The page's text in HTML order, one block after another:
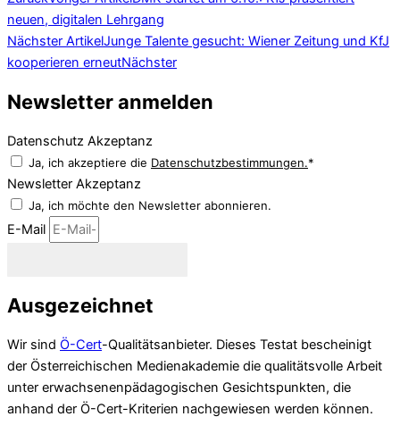
neuen, digitalen Lehrgang
Nächster ArtikelJunge Talente gesucht: Wiener Zeitung und KfJ
kooperieren erneutNächster
Newsletter anmelden
Datenschutz Akzeptanz
Ja, ich akzeptiere die Datenschutzbestimmungen.*
Newsletter Akzeptanz
Ja, ich möchte den Newsletter abonnieren.
E-Mail
Ausgezeichnet
Wir sind Ö-Cert-Qualitätsanbieter. Dieses Testat bescheinigt
der Österreichischen Medienakademie die qualitätsvolle Arbeit
unter erwachsenenpädagogischen Gesichtspunkten, die
anhand der Ö-Cert-Kriterien nachgewiesen werden können.